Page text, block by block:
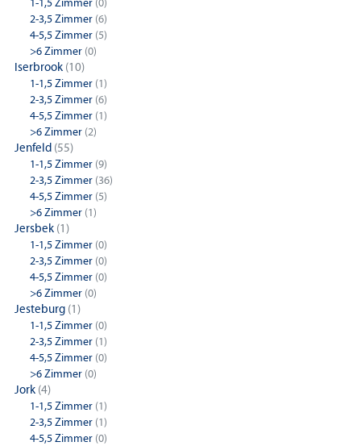
1-1,5 Zimmer (0)
2-3,5 Zimmer (6)
4-5,5 Zimmer (5)
>6 Zimmer (0)
Iserbrook (10)
1-1,5 Zimmer (1)
2-3,5 Zimmer (6)
4-5,5 Zimmer (1)
>6 Zimmer (2)
Jenfeld (55)
1-1,5 Zimmer (9)
2-3,5 Zimmer (36)
4-5,5 Zimmer (5)
>6 Zimmer (1)
Jersbek (1)
1-1,5 Zimmer (0)
2-3,5 Zimmer (0)
4-5,5 Zimmer (0)
>6 Zimmer (0)
Jesteburg (1)
1-1,5 Zimmer (0)
2-3,5 Zimmer (1)
4-5,5 Zimmer (0)
>6 Zimmer (0)
Jork (4)
1-1,5 Zimmer (1)
2-3,5 Zimmer (1)
4-5,5 Zimmer (0)